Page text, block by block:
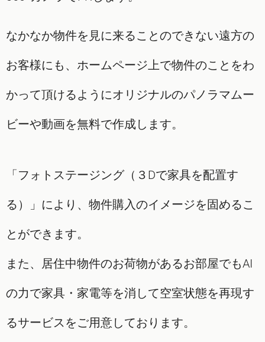
なかなか物件を見に来ることのできない遠方の
お客様にも、ホームページ上で物件のことをわ
かって頂けるようにオリジナルのパノラマムー
ビーや動画を無料で作成します。
「フォトステージング（３Dで家具を配置す
る）」により、物件購入のイメージを固めるこ
とができます。
また、居住中物件のお荷物があるお部屋でもAI
の力で家具・家電等を消して空室状態を再現す
るサービスをご用意しております。